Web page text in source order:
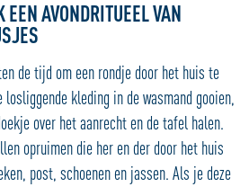
AVONDRITUEEL VAN
de tijd om een rondje door het huis te
kleding in de wasmand gooien,
over het aanrecht en de tafel halen.
opruimen die her en der door het huis
post, schoenen en jassen. Als je deze